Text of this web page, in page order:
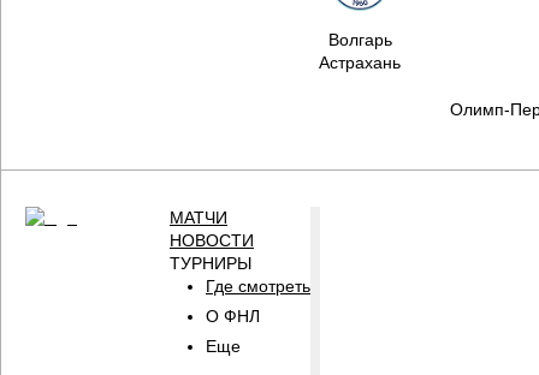
Волгарь
Астрахань
Олимп-
МАТЧИ
НОВОСТИ
ТУРНИРЫ
Где смотреть
О ФНЛ
Еще